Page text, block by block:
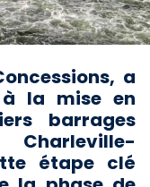
a
la mise en
barrages
étape clé